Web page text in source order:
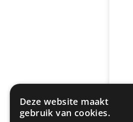
Deze website maakt
gebruik van cookies.